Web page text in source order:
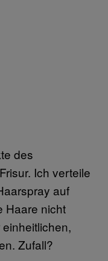
des
Ich verteile
auf
Haare nicht
Zufall?